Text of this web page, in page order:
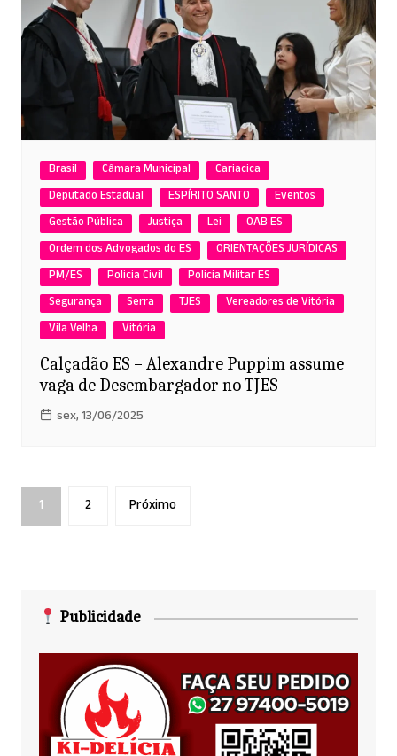
Brasil Câmara Municipal
Cariacica
Deputado Estadual
ESPÍRITO SANTO
Eventos
Gestão Pública
Justiça Lei
OAB ES
Ordem dos Advogados do ES
ORIENTAÇÕES JURÍDICAS
PM/ES
Policia Civil
Policia Militar ES
Segurança
Serra TJES
Vereadores de Vitória
Vila Velha
Vitória
Calçadão ES – Alexandre Puppim assume
vaga de Desembargador no TJES
sex, 13/06/2025
Paginação
de
1 2 Próximo
Publicidade